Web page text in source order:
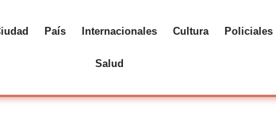
País Internacionales Cultura Policiales
Salud